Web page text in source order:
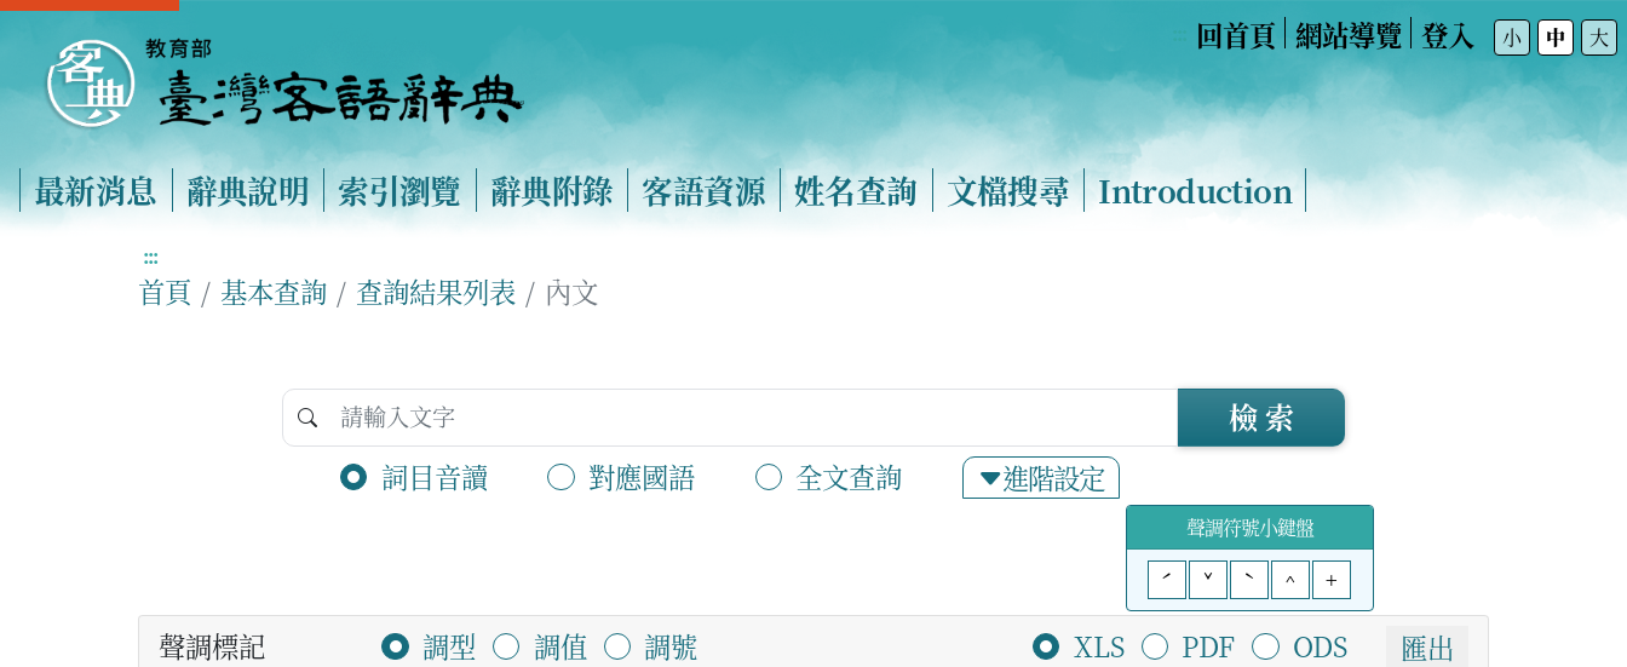
回首頁 網站導覽 登入 小 中 大
最新消息 辭典說明 索引瀏覽 辭典附錄 客語資源 姓名查詢 文檔搜尋 Introduction
:::
首頁 基本查詢 查詢結果列表 內文
詞目音讀 對應國語 全文查詢 進階設定
檢 索
聲調符號小鍵盤
ˊ
ˇ ˋ ^ +
聲調標記 調型 調值 調號 XLS PDF ODS 匯出